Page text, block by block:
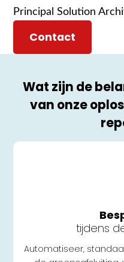
Principal Solution
Contact
Wat zijn de
van onze
tijdens
Automatiseer,